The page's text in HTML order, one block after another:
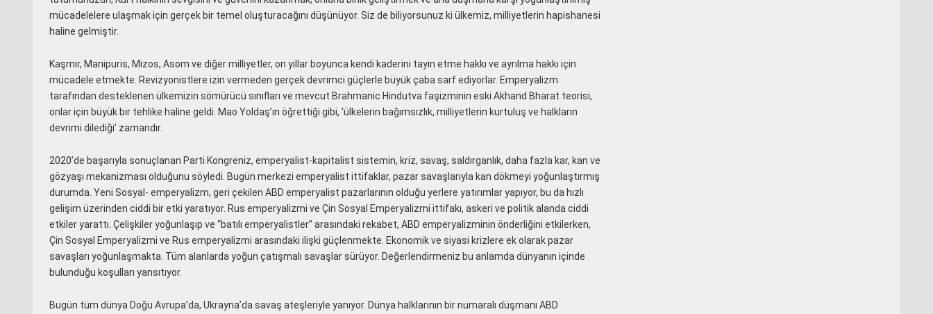
mücadelelere ulaşmak için gerçek bir temel oluşturacağını düşünüyor. Siz de biliyorsunuz ki ülkemiz, milliyetlerin hapishanesi
haline gelmiştir.
Kaşmir, Manipuris, Mizos, Asom ve diğer milliyetler, on yıllar boyunca kendi kaderini tayin etme hakkı ve ayrılma hakkı için
mücadele etmekte. Revizyonistlere izin vermeden gerçek devrimci güçlerle büyük çaba sarf ediyorlar. Emperyalizm
tarafından desteklenen ülkemizin sömürücü sınıfları ve mevcut Brahmanic Hindutva faşizminin eski Akhand Bharat teorisi,
onlar için büyük bir tehlike haline geldi. Mao Yoldaş’ın öğrettiği gibi, ‘ülkelerin bağımsızlık, milliyetlerin kurtuluş ve halkların
devrimi dilediği’ zamandır.
2020’de başarıyla sonuçlanan Parti Kongreniz, emperyalist-kapitalist sistemin, kriz, savaş, saldırganlık, daha fazla kar, kan ve
gözyaşı mekanizması olduğunu söyledi. Bugün merkezi emperyalist ittifaklar, pazar savaşlarıyla kan dökmeyi yoğunlaştırmış
durumda. Yeni Sosyal- emperyalizm, geri çekilen ABD emperyalist pazarlarının olduğu yerlere yatırımlar yapıyor, bu da hızlı
gelişim üzerinden ciddi bir etki yaratıyor. Rus emperyalizmi ve Çin Sosyal Emperyalizmi ittifakı, askeri ve politik alanda ciddi
etkiler yarattı. Çelişkiler yoğunlaşıp ve “batılı emperyalistler” arasındaki rekabet, ABD emperyalizminin önderliğini etkilerken,
Çin Sosyal Emperyalizmi ve Rus emperyalizmi arasındaki ilişki güçlenmekte. Ekonomik ve siyasi krizlere ek olarak pazar
savaşları yoğunlaşmakta. Tüm alanlarda yoğun çatışmalı savaşlar sürüyor. Değerlendirmeniz bu anlamda dünyanın içinde
bulunduğu koşulları yansıtıyor.
Bugün tüm dünya Doğu Avrupa’da, Ukrayna’da savaş ateşleriyle yanıyor. Dünya halklarının bir numaralı düşmanı ABD